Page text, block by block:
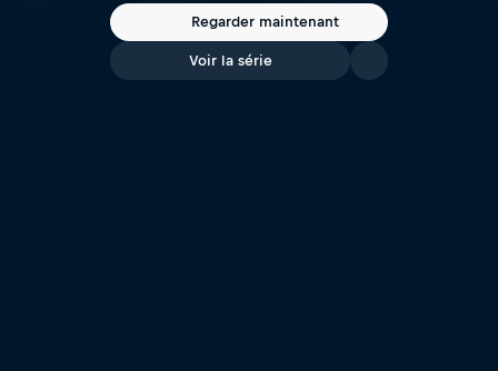
Regarder maintenant
Voir la série